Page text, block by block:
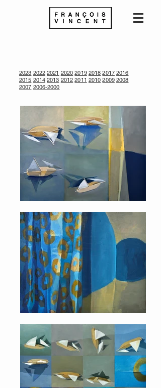
2023 2022 2021 2020 2019 2018 2017 2016
2015 2014 2013 2012 2011 2010 2009 2008
2007 2006-2000